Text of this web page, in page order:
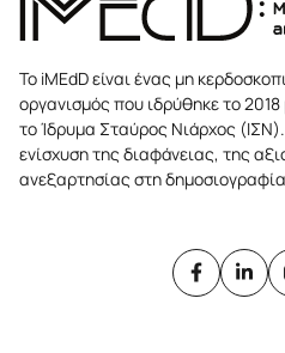
Το iMEdD είναι ένας μη
οργανισμός που ιδρύθηκε το
το Ίδρυμα Σταύρος Νιάρχος
ενίσχυση της διαφάνειας, της
ανεξαρτησίας στη